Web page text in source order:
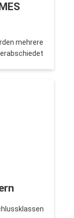
mehrere